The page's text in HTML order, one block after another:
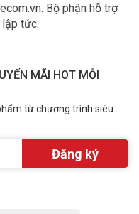
Bộ phận hỗ trợ
tức.
MÃI HOT MỖI
từ chương trình siêu